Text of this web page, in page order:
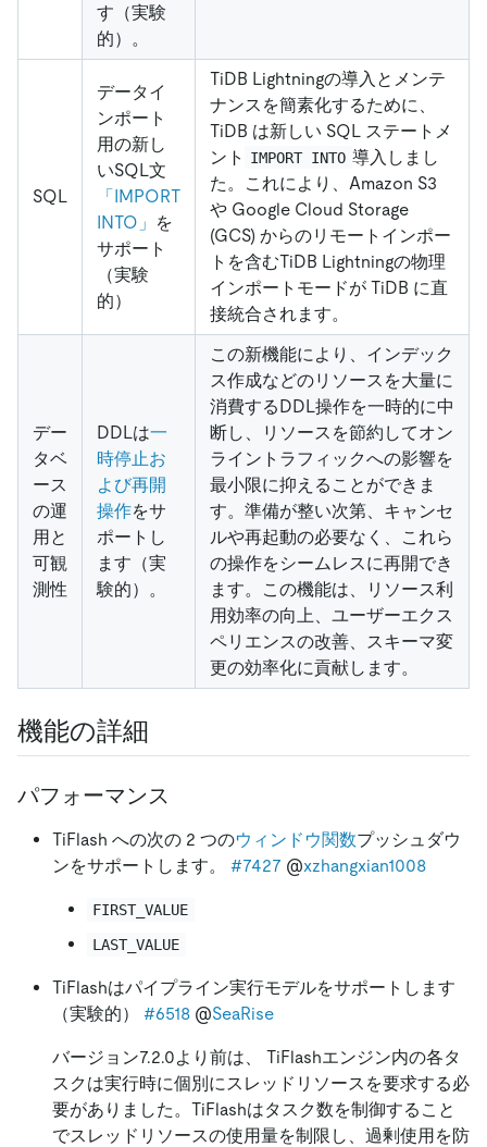
す（実験
的）。
SQL
データイ
ンポート
用の新し
いSQL文
「IMPORT
INTO」 を
サポート
（実験
的）
TiDB Lightningの導入とメンテ
ナンスを簡素化するために、
TiDB は新しい SQL ステートメ
ント
IMPORT INTO 導入しまし
た。これにより、Amazon S3
や Google Cloud Storage
(GCS) からのリモートインポー
トを含むTiDB Lightningの物理
インポートモードが TiDB に直
接統合されます。
デー
タベ
ース
の運
用と
可観
測性
DDLは一
時停止お
よび再開
操作をサ
ポートし
ます（実
験的）。
この新機能により、インデック
ス作成などのリソースを大量に
消費するDDL操作を一時的に中
断し、リソースを節約してオン
ライントラフィックへの影響を
最小限に抑えることができま
す。準備が整い次第、キャンセ
ルや再起動の必要なく、これら
の操作をシームレスに再開でき
ます。この機能は、リソース利
用効率の向上、ユーザーエクス
ペリエンスの改善、スキーマ変
更の効率化に貢献します。
機能の詳細
パフォーマンス
TiFlash への次の 2 つのウィンドウ関数プッシュダウ
ンをサポートします。 #7427 @xzhangxian1008
FIRST_VALUE
LAST_VALUE
TiFlashはパイプライン実行モデルをサポートします
（実験的） #6518 @SeaRise
バージョン7.2.0より前は、 TiFlashエンジン内の各タ
スクは実行時に個別にスレッドリソースを要求する必
要がありました。TiFlashはタスク数を制御すること
でスレッドリソースの使用量を制限し、過剰使用を防